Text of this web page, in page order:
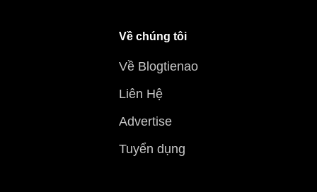
Về chúng tôi
Về Blogtienao
Liên Hệ
Advertise
Tuyển dụng